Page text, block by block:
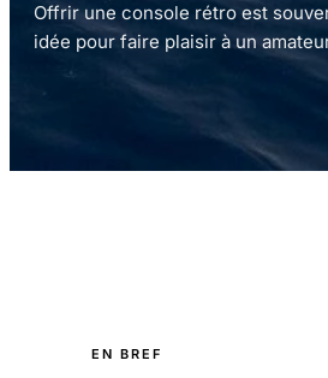
Offrir une console rétro est
idée pour faire plaisir à un
EN BREF